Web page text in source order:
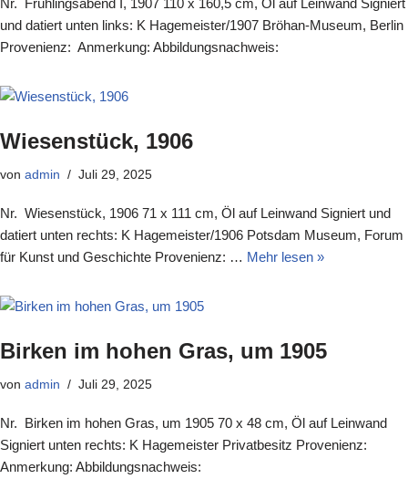
Nr. Frühlingsabend I, 1907 110 x 160,5 cm, Öl auf Leinwand Signiert
und datiert unten links: K Hagemeister/1907 Bröhan-Museum, Berlin
Provenienz: Anmerkung: Abbildungsnachweis:
Wiesenstück, 1906
von admin Juli 29, 2025
Nr. Wiesenstück, 1906 71 x 111 cm, Öl auf Leinwand Signiert und
datiert unten rechts: K Hagemeister/1906 Potsdam Museum, Forum
für Kunst und Geschichte Provenienz: … Mehr lesen »
Birken im hohen Gras, um 1905
von admin Juli 29, 2025
Nr. Birken im hohen Gras, um 1905 70 x 48 cm, Öl auf Leinwand
Signiert unten rechts: K Hagemeister Privatbesitz Provenienz:
Anmerkung: Abbildungsnachweis: